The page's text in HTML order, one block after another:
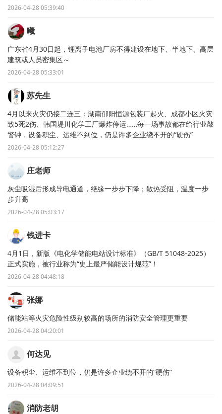
2026-04-28 05:39:40
曦
广东省4月30日起，锂离子电池厂房不得建设在地下、半地下、高层
建筑或人员密集区～
2026-04-28 05:33:01
苏先生
4月以来火灾仍接二连三：湖南邵阳恒源包装厂起火、成都小区火灾
致5死2伤、韩国堤川化学工厂爆炸停运……每一场事故都在给行业敲
警钟，设备积尘、运维不到位，仍是许多企业绕不开的“硬伤”
2026-04-28 05:12:27
庄老师
灰尘吸湿后形成导电通道，绝缘一步步下降；散热受阻，温度一步
步升高
2026-04-28 05:03:17
钱进卡
4月1日，新版《电化学储能电站设计标准》（GB/T 51048-2025）
正式实施，被行业称为“史上最严储能设计规范”！
2026-04-28 04:48:18
张娜
储能站等火灾危险性级别较高的场所的消防安全管理更重要
2026-04-28 04:20:01
何达见
设备积尘、运维不到位，仍是许多企业绕不开的“硬伤”
2026-04-28 04:09:51
消防老胡